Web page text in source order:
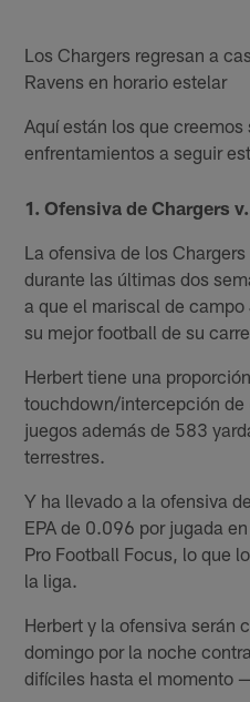
Los Chargers regresan a
Ravens en horario estelar
Aquí están los que
enfrentamientos a seguir
1. Ofensiva de Chargers
La ofensiva de los
durante las últimas dos
a que el mariscal de
su mejor football de su
Herbert tiene una
touchdown/intercepción de
juegos además de 583
terrestres.
Y ha llevado a la ofensiva
EPA de 0.096 por jugada
Pro Football Focus, lo que
la liga.
Herbert y la ofensiva serán
domingo por la noche
difíciles hasta el momento